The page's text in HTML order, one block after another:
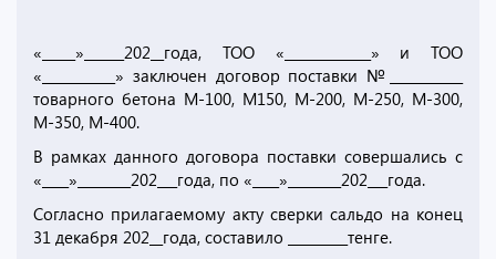
«_____»______202__года, ТОО «_____________» и ТОО
«___________» заключен договор поставки №___________
товарного бетона М-100, М150, М-200, М-250, М-300,
М-350, М-400.
В рамках данного договора поставки совершались с
«____»________202___года, по «____»________202___года.
Согласно прилагаемому акту сверки сальдо на конец
31 декабря 202__года, составило _________тенге.